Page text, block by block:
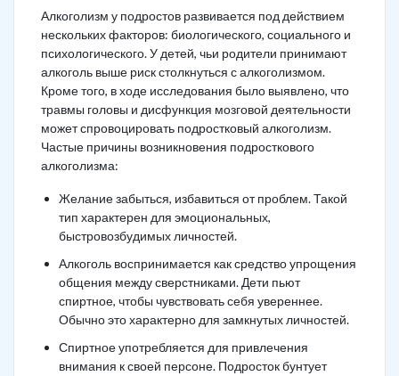
Алкоголизм у подростов развивается под действием
нескольких факторов: биологического, социального и
психологического. У детей, чьи родители принимают
алкоголь выше риск столкнуться с алкоголизмом.
Кроме того, в ходе исследования было выявлено, что
травмы головы и дисфункция мозговой деятельности
может спровоцировать подростковый алкоголизм.
Частые причины возникновения подросткового
алкоголизма:
Желание забыться, избавиться от проблем. Такой
тип характерен для эмоциональных,
быстровозбудимых личностей.
Алкоголь воспринимается как средство упрощения
общения между сверстниками. Дети пьют
спиртное, чтобы чувствовать себя увереннее.
Обычно это характерно для замкнутых личностей.
Спиртное употребляется для привлечения
внимания к своей персоне. Подросток бунтует